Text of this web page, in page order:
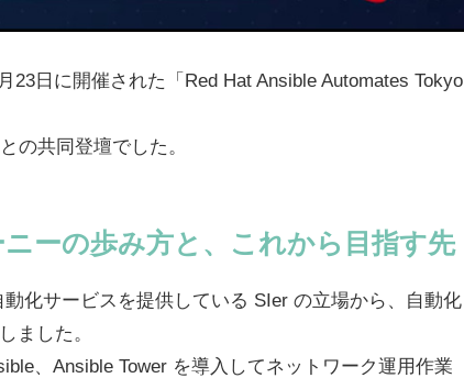
日に開催された「Red Hat Ansible Automates Tokyo
の共同登壇でした。
ーの歩み方と、これから目指す先
化サービスを提供している SIer の立場から、自動化
ました。
、Ansible Tower を導入してネットワーク運用作業